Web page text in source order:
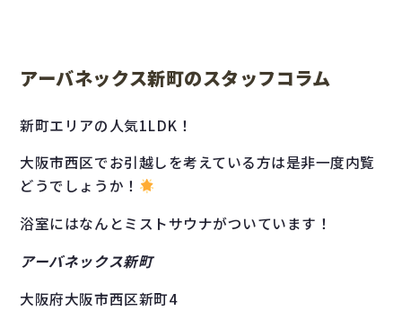
アーバネックス新町のスタッフコラム
新町エリアの人気1LDK！
大阪市西区でお引越しを考えている方は是非一度内覧
どうでしょうか！
浴室にはなんとミストサウナがついています！
アーバネックス新町
大阪府大阪市西区新町4